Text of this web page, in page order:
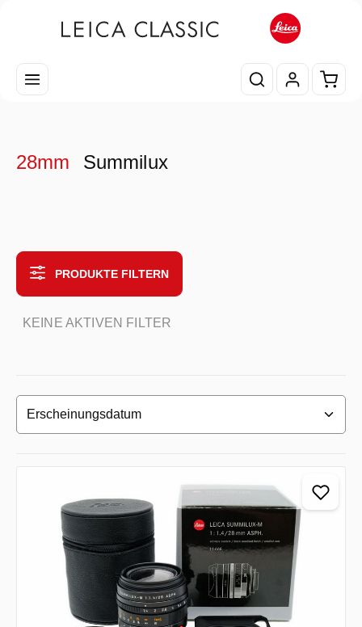
28mm Summilux
PRODUKTE FILTERN
KEINE AKTIVEN FILTER